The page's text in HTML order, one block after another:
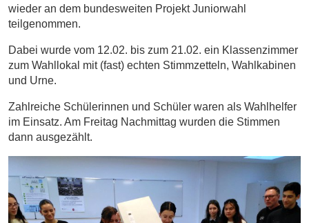
wieder an dem bundesweiten Projekt Juniorwahl
teilgenommen.
Dabei wurde vom 12.02. bis zum 21.02. ein Klassenzimmer
zum Wahllokal mit (fast) echten Stimmzetteln, Wahlkabinen
und Urne.
Zahlreiche Schülerinnen und Schüler waren als Wahlhelfer
im Einsatz. Am Freitag Nachmittag wurden die Stimmen
dann ausgezählt.